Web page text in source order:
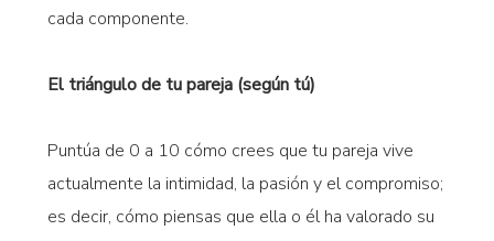
cada componente.
El triángulo de tu pareja (según tú)
Puntúa de 0 a 10 cómo crees que tu pareja vive
actualmente la intimidad, la pasión y el compromiso;
es decir, cómo piensas que ella o él ha valorado su